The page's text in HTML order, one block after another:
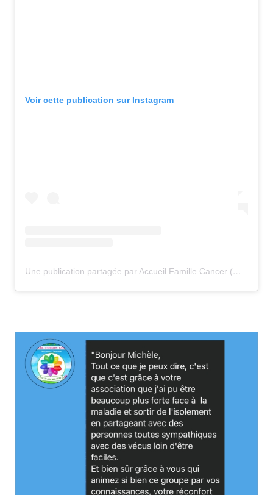
Voir cette publication sur Instagram
Une publication partagée par Accueil Famille Cancer (@afcancer_94)